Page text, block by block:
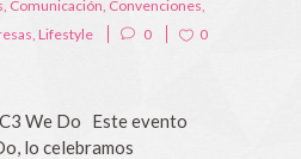
Comunicación Convenciones
Lifestyle 0
0
We Do Este evento
lo celebramos